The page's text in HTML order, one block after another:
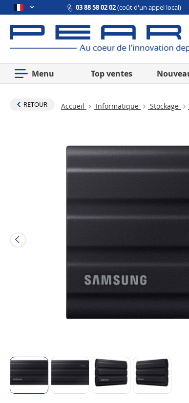
03 88 58 02 02(coût d'un appel local)
Menu Top ventes
RETOUR Accueil Informatique Stockage